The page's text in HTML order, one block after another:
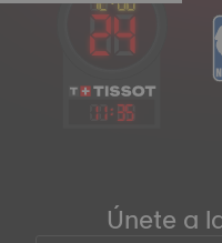
11: 35
Únete a